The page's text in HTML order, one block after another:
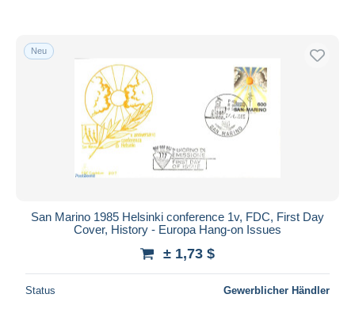
Neu
San Marino 1985 Helsinki conference 1v, FDC, First Day
Cover, History - Europa Hang-on Issues
± 1,73 $
Status Gewerblicher Händler